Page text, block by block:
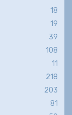
18
19
39
108
11
218
203
81